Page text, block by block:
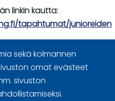
linkin kautta:
tapahtumat/junioreiden
sekä kolmannen
omat evästeet
sivuston